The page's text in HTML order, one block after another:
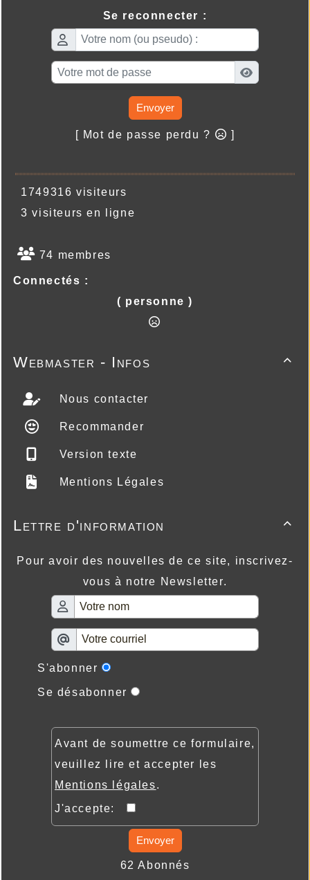
Se reconnecter :
Envoyer
[ Mot de passe perdu ? ]
1749316 visiteurs
3 visiteurs en ligne
74 membres
Connectés :
( personne )

Webmaster - Infos
Nous contacter
Recommander
Version texte
Mentions Légales

Lettre d'information
Pour avoir des nouvelles de ce site, inscrivez-
vous à notre Newsletter.
S'abonner
Se désabonner
Avant de soumettre ce formulaire,
veuillez lire et accepter les
Mentions légales.
J'accepte:
Envoyer
62 Abonnés